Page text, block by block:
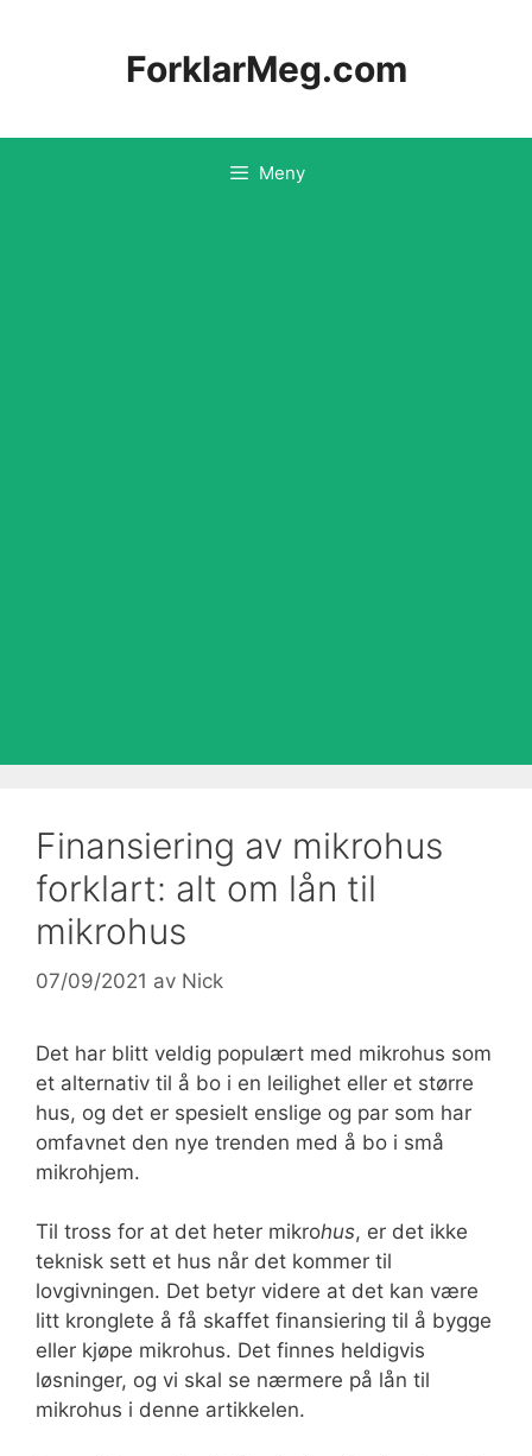
ForklarMeg.com
Meny
Finansiering av mikrohus
forklart: alt om lån til
mikrohus
07/09/2021 av Nick
Det har blitt veldig populært med mikrohus som
et alternativ til å bo i en leilighet eller et større
hus, og det er spesielt enslige og par som har
omfavnet den nye trenden med å bo i små
mikrohjem.
Til tross for at det heter mikrohus, er det ikke
teknisk sett et hus når det kommer til
lovgivningen. Det betyr videre at det kan være
litt kronglete å få skaffet finansiering til å bygge
eller kjøpe mikrohus. Det finnes heldigvis
løsninger, og vi skal se nærmere på lån til
mikrohus i denne artikkelen.